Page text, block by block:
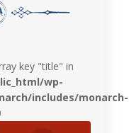
key "title" in
wp-
includes/monarch-